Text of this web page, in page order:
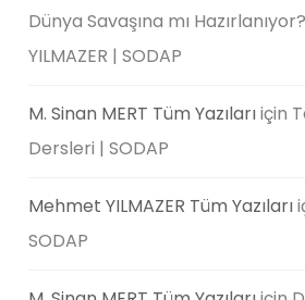
Dünya Savaşına mı
YILMAZER | SODAP
M. Sinan MERT Tüm Yazılarıiçin
Dersleri | SODAP
Mehmet YILMAZER Tüm Yazıları
SODAP